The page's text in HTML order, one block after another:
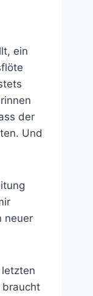
ein
der
Und
neuer
braucht